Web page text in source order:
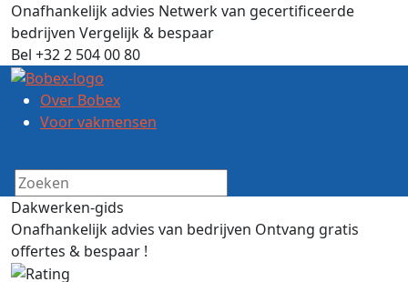
Onafhankelijk advies Netwerk van gecertificeerde
bedrijven Vergelijk & bespaar
Bel +32 2 504 00 80
Over Bobex
Voor vakmensen
Dakwerken-gids
Onafhankelijk advies van bedrijven Ontvang gratis
offertes & bespaar !